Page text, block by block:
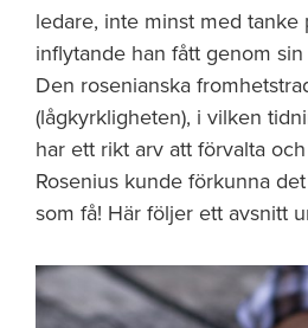
ledare, inte minst med tanke
inflytande han fått genom
Den rosenianska
(lågkyrkligheten), i vilken
har ett rikt arv att förvalta
Rosenius kunde förkunna
som få! Här följer ett avsnitt